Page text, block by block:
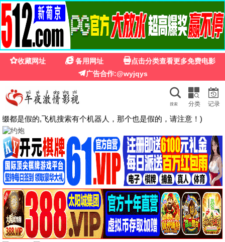
🍉国产第一福利影院 ☰